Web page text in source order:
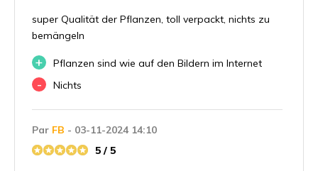
super Qualität der Pflanzen, toll verpackt, nichts zu
bemängeln
+ Pflanzen sind wie auf den Bildern im Internet
- Nichts
Par FB - 03-11-2024 14:10
5 / 5